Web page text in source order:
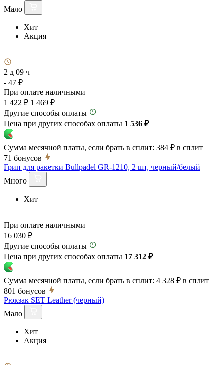
Мало
Хит
Акция
2 д 09 ч
- 47 ₽
При оплате наличными
1 422 ₽ 1 469 ₽
Другие способы оплаты
Цена при других способах оплаты 1 536 ₽
Сумма месячной платы, если брать в сплит: 384 ₽ в сплит
71 бонусов
Грип для ракетки Bullpadel GR-1210, 2 шт, черный/белый
Много
Хит
При оплате наличными
16 030 ₽
Другие способы оплаты
Цена при других способах оплаты 17 312 ₽
Сумма месячной платы, если брать в сплит: 4 328 ₽ в сплит
801 бонусов
Рюкзак SET Leather (черный)
Мало
Хит
Акция